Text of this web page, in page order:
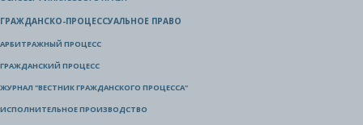
ГРАЖДАНСКО-ПРОЦЕССУАЛЬНОЕ ПРАВО
АРБИТРАЖНЫЙ ПРОЦЕСС
ГРАЖДАНСКИЙ ПРОЦЕСС
ЖУРНАЛ "ВЕСТНИК ГРАЖДАНСКОГО ПРОЦЕССА"
ИСПОЛНИТЕЛЬНОЕ ПРОИЗВОДСТВО